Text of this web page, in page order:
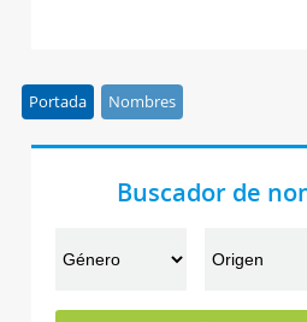
Portada Nombres
Buscador de